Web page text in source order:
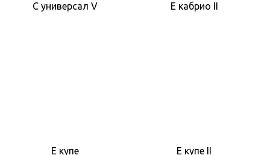
C универсал V E кабрио II
E купе E купе II